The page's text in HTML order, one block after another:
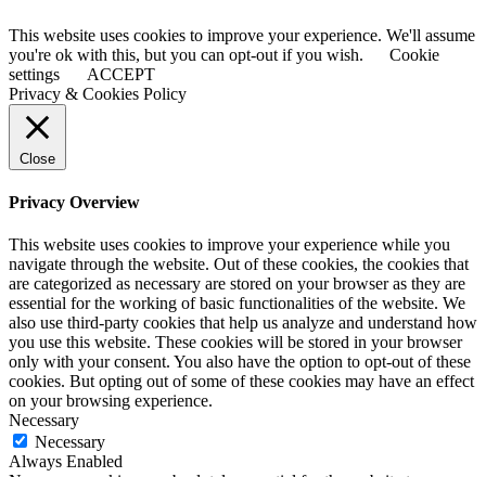
This website uses cookies to improve your experience. We'll assume
you're ok with this, but you can opt-out if you wish.
Cookie
settings
ACCEPT
Privacy & Cookies Policy
Close
Privacy Overview
This website uses cookies to improve your experience while you
navigate through the website. Out of these cookies, the cookies that
are categorized as necessary are stored on your browser as they are
essential for the working of basic functionalities of the website. We
also use third-party cookies that help us analyze and understand how
you use this website. These cookies will be stored in your browser
only with your consent. You also have the option to opt-out of these
cookies. But opting out of some of these cookies may have an effect
on your browsing experience.
Necessary
Necessary
Always Enabled